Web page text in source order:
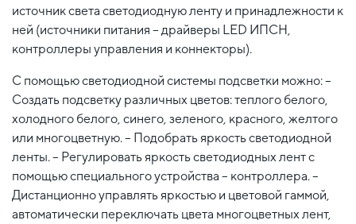
источник света светодиодную ленту и принадлежности к
ней (источники питания – драйверы LED ИПСН,
контроллеры управления и коннекторы).
С помощью светодиодной системы подсветки можно: –
Создать подсветку различных цветов: теплого белого,
холодного белого, синего, зеленого, красного, желтого
или многоцветную. – Подобрать яркость светодиодной
ленты. – Регулировать яркость светодиодных лент с
помощью специального устройства – контроллера. –
Дистанционно управлять яркостью и цветовой гаммой,
автоматически переключать цвета многоцветных лент,